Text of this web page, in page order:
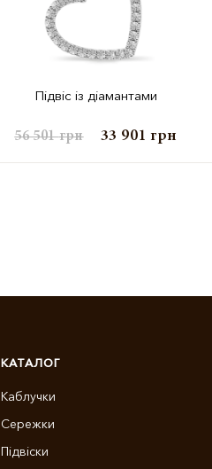
Підвіс із діамантами
56 501грн 33 901 грн
КАТАЛОГ
Каблучки
Сережки
Підвіски